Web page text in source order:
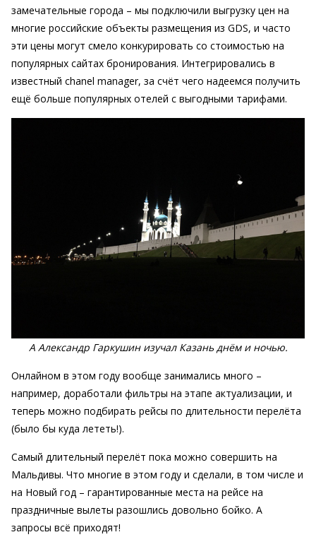
замечательные города – мы подключили выгрузку цен на
многие российские объекты размещения из GDS, и часто
эти цены могут смело конкурировать со стоимостью на
популярных сайтах бронирования. Интегрировались в
известный chanel manager, за счёт чего надеемся получить
ещё больше популярных отелей с выгодными тарифами.
А Александр Гаркушин изучал Казань днём и ночью.
Онлайном в этом году вообще занимались много –
например, доработали фильтры на этапе актуализации, и
теперь можно подбирать рейсы по длительности перелёта
(было бы куда лететь!).
Самый длительный перелёт пока можно совершить на
Мальдивы. Что многие в этом году и сделали, в том числе и
на Новый год – гарантированные места на рейсе на
праздничные вылеты разошлись довольно бойко. А
запросы всё приходят!